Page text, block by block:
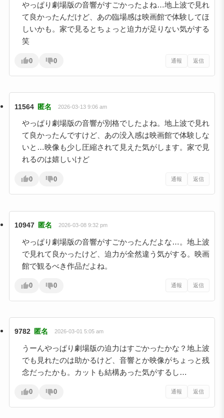
やっぱり劇場版の音響がすごかったよね…地上波で見れ
て良かったんだけど、あの臨場感は映画館で体験してほ
しいかも。家で見るとちょっと迫力が足りない気がする
笑
0 0 通報 返信
11564 匿名 2026-03-13 9:06 am
やっぱり劇場版の音響が別格でしたよね。地上波で見れ
て良かったんですけど、あの没入感は映画館で体験しな
いと…映像も少し圧縮されて見えた気がします。家で見
れるのは嬉しいけど
0 0 通報 返信
10947 匿名 2026-03-08 9:32 pm
やっぱり劇場版の音響がすごかったんだよな…。地上波
で見れて良かったけど、迫力が全然違う気がする。映画
館で観るべき作品だよね。
0 0 通報 返信
9782 匿名 2026-03-01 5:05 am
うーんやっぱり劇場版の迫力はすごかったかな？地上波
でも見れたのは助かるけど、音響とか映像がちょっと残
念だったかも。カットも結構あった気がするし…
0 0 通報 返信